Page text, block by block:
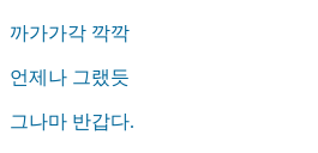
까가가각 깍깍
언제나 그랬듯
그나마 반갑다.